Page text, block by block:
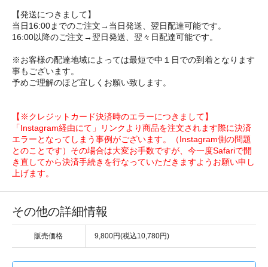
【発送につきまして】
当日16:00までのご注文→当日発送、翌日配達可能です。
16:00以降のご注文→翌日発送、翌々日配達可能です。
※お客様の配達地域によっては最短で中１日での到着となります
事もございます。
予めご理解のほど宜しくお願い致します。
【※クレジットカード決済時のエラーにつきまして】
「Instagram経由にて」リンクより商品を注文されます際に決済
エラーとなってしまう事例がございます。（Instagram側の問題
とのことです）その場合は大変お手数ですが、今一度Safariで開
き直してから決済手続きを行なっていただきますようお願い申し
上げます。
その他の詳細情報
販売価格 9,800円(税込10,780円)